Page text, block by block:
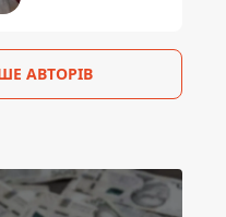
АВТОРІВ